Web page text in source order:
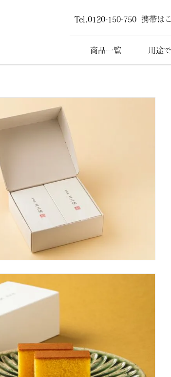
Tel.0120-150-750 携帯は
商品一覧 用途